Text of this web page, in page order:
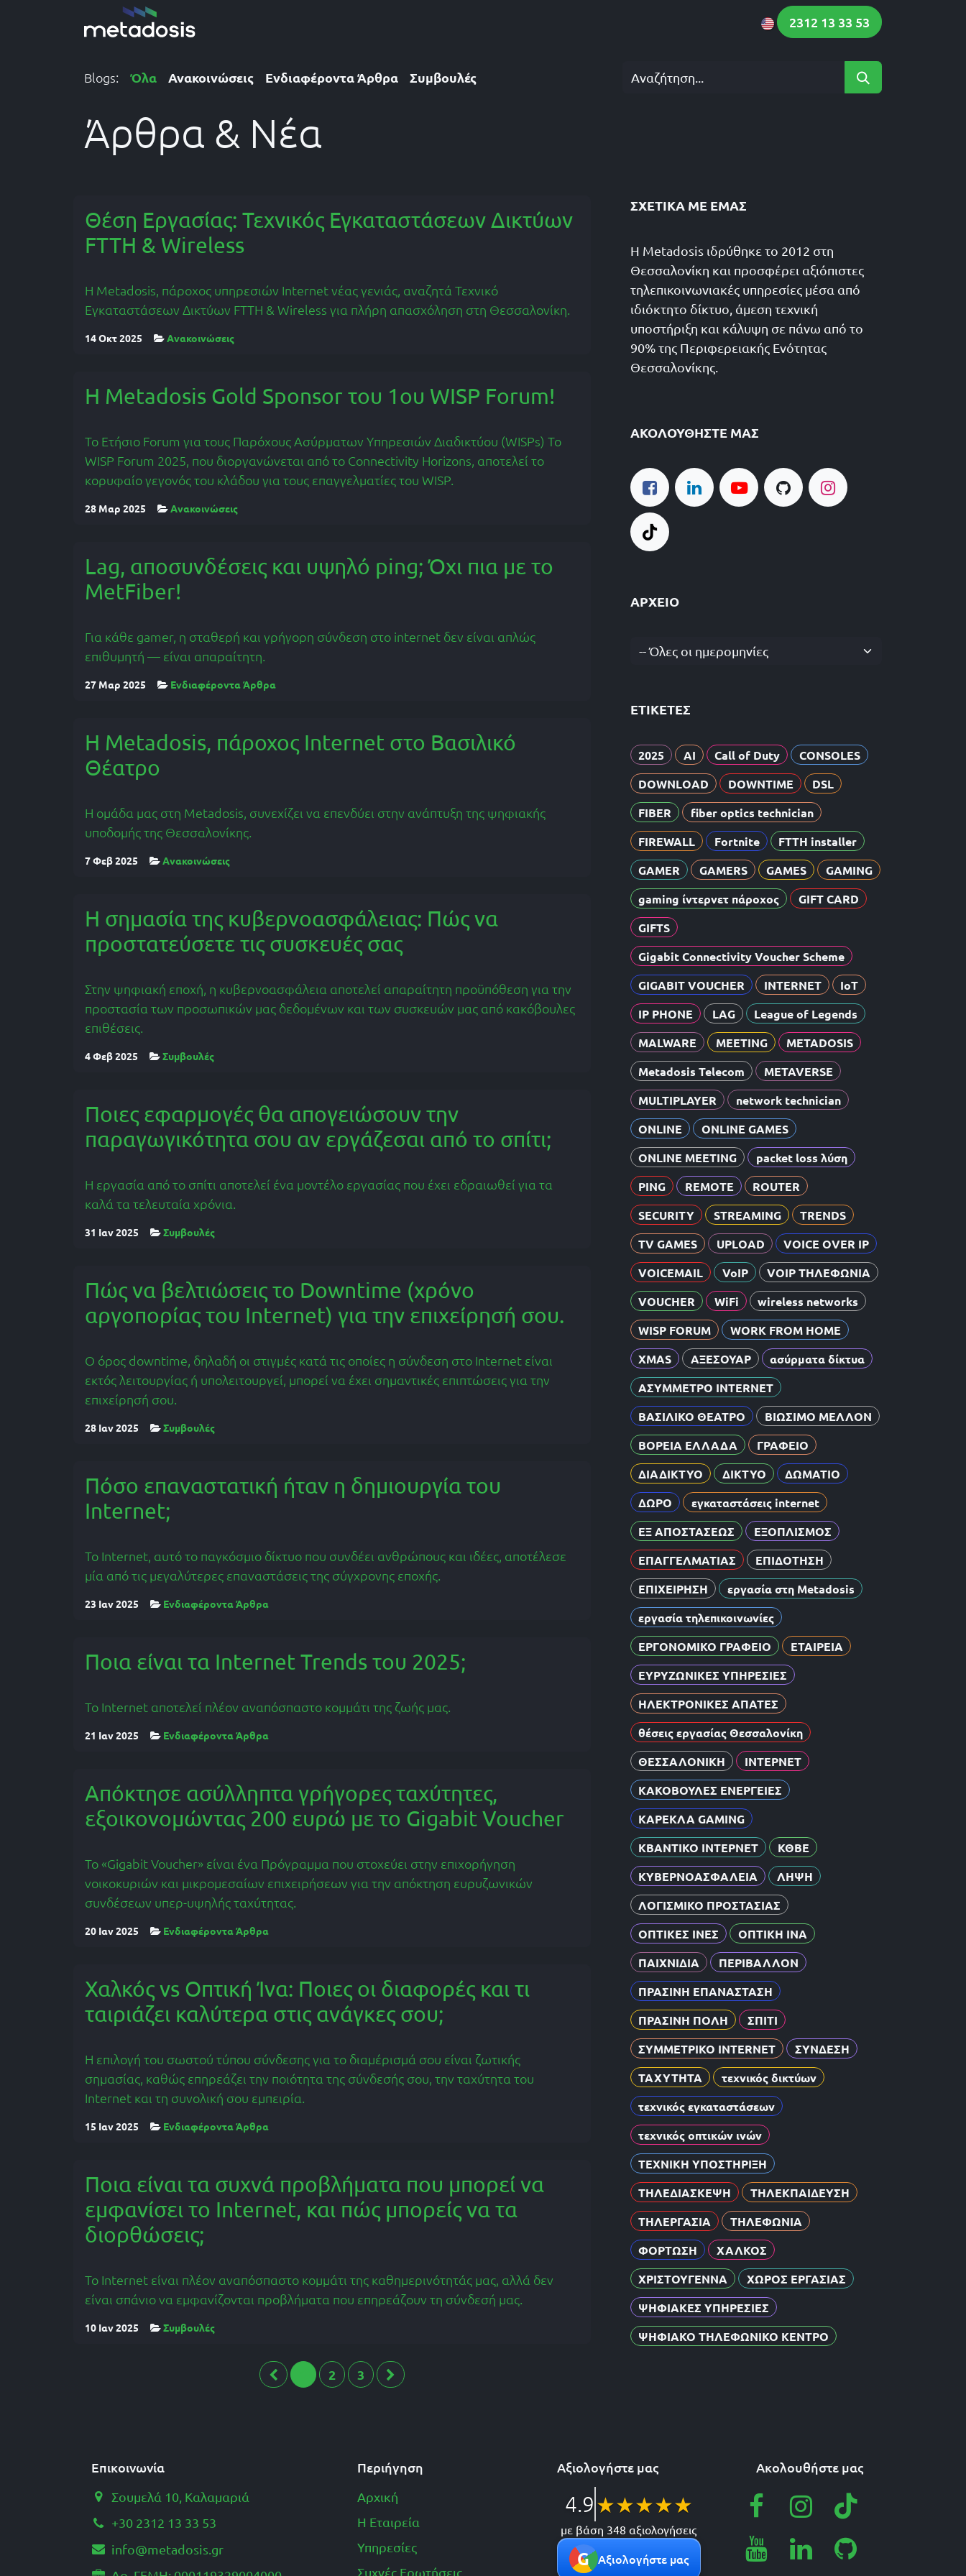
2312 13 33 53
Blogs: Όλα Ανακοινώσεις Ενδιαφέροντα Άρθρα Συμβουλές
Άρθρα & Νέα
Θέση Εργασίας: Τεχνικός Εγκαταστάσεων Δικτύων
FTTH & Wireless
Η Metadosis, πάροχος υπηρεσιών Internet νέας γενιάς, αναζητά Τεχνικό
Εγκαταστάσεων Δικτύων FTTH & Wireless για πλήρη απασχόληση στη Θεσσαλονίκη.
14 Οκτ 2025 Ανακοινώσεις
Η Metadosis Gold Sponsor του 1ου WISP Forum!
Το Ετήσιο Forum για τους Παρόχους Ασύρματων Υπηρεσιών Διαδικτύου (WISPs) Το
WISP Forum 2025, που διοργανώνεται από το Connectivity Horizons, αποτελεί το
κορυφαίο γεγονός του κλάδου για τους επαγγελματίες του WISP.
28 Μαρ 2025 Ανακοινώσεις
Lag, αποσυνδέσεις και υψηλό ping; Όχι πια με το
MetFiber!
Για κάθε gamer, η σταθερή και γρήγορη σύνδεση στο internet δεν είναι απλώς
επιθυμητή — είναι απαραίτητη.
27 Μαρ 2025 Ενδιαφέροντα Άρθρα
Η Metadosis, πάροχος Internet στο Βασιλικό
Θέατρο
Η ομάδα μας στη Metadosis, συνεχίζει να επενδύει στην ανάπτυξη της ψηφιακής
υποδομής της Θεσσαλονίκης.
7 Φεβ 2025 Ανακοινώσεις
Η σημασία της κυβερνοασφάλειας: Πώς να
προστατεύσετε τις συσκευές σας
Στην ψηφιακή εποχή, η κυβερνοασφάλεια αποτελεί απαραίτητη προϋπόθεση για την
προστασία των προσωπικών μας δεδομένων και των συσκευών μας από κακόβουλες
επιθέσεις.
4 Φεβ 2025 Συμβουλές
Ποιες εφαρμογές θα απογειώσουν την
παραγωγικότητα σου αν εργάζεσαι από το σπίτι;
Η εργασία από το σπίτι αποτελεί ένα μοντέλο εργασίας που έχει εδραιωθεί για τα
καλά τα τελευταία χρόνια.
31 Ιαν 2025 Συμβουλές
Πώς να βελτιώσεις το Downtime (χρόνο
αργοπορίας του Internet) για την επιχείρησή σου.
Ο όρος downtime, δηλαδή οι στιγμές κατά τις οποίες η σύνδεση στο Internet είναι
εκτός λειτουργίας ή υπολειτουργεί, μπορεί να έχει σημαντικές επιπτώσεις για την
επιχείρησή σου.
28 Ιαν 2025 Συμβουλές
Πόσο επαναστατική ήταν η δημιουργία του
Internet;
Το Internet, αυτό το παγκόσμιο δίκτυο που συνδέει ανθρώπους και ιδέες, αποτέλεσε
μία από τις μεγαλύτερες επαναστάσεις της σύγχρονης εποχής.
23 Ιαν 2025 Ενδιαφέροντα Άρθρα
Ποια είναι τα Internet Trends του 2025;
Το Internet αποτελεί πλέον αναπόσπαστο κομμάτι της ζωής μας.
21 Ιαν 2025 Ενδιαφέροντα Άρθρα
Απόκτησε ασύλληπτα γρήγορες ταχύτητες,
εξοικονομώντας 200 ευρώ με το Gigabit Voucher
Το «Gigabit Voucher» είναι ένα Πρόγραμμα που στοχεύει στην επιχορήγηση
νοικοκυριών και μικρομεσαίων επιχειρήσεων για την απόκτηση ευρυζωνικών
συνδέσεων υπερ-υψηλής ταχύτητας.
20 Ιαν 2025 Ενδιαφέροντα Άρθρα
Χαλκός vs Οπτική Ίνα: Ποιες οι διαφορές και τι
ταιριάζει καλύτερα στις ανάγκες σου;
Η επιλογή του σωστού τύπου σύνδεσης για το διαμέρισμά σου είναι ζωτικής
σημασίας, καθώς επηρεάζει την ποιότητα της σύνδεσής σου, την ταχύτητα του
Internet και τη συνολική σου εμπειρία.
15 Ιαν 2025 Ενδιαφέροντα Άρθρα
Ποια είναι τα συχνά προβλήματα που μπορεί να
εμφανίσει το Internet, και πώς μπορείς να τα
διορθώσεις;
Το Internet είναι πλέον αναπόσπαστο κομμάτι της καθημερινότητάς μας, αλλά δεν
είναι σπάνιο να εμφανίζονται προβλήματα που επηρεάζουν τη σύνδεσή μας.
10 Ιαν 2025 Συμβουλές
2 3
ΣΧΕΤΙΚΆ ΜΕ ΕΜΆΣ
Η Metadosis ιδρύθηκε το 2012 στη
Θεσσαλονίκη και προσφέρει αξιόπιστες
τηλεπικοινωνιακές υπηρεσίες μέσα από
ιδιόκτητο δίκτυο, άμεση τεχνική
υποστήριξη και κάλυψη σε πάνω από το
90% της Περιφερειακής Ενότητας
Θεσσαλονίκης.
ΑΚΟΛΟΥΘΉΣΤΕ ΜΑΣ
ΑΡΧΕΊΟ
-- Όλες οι ημερομηνίες
ΕΤΙΚΈΤΕΣ
2025 AI Call of Duty
CONSOLES
DOWNLOAD
DOWNTIME
DSL
FIBER
fiber optics technician
FIREWALL
Fortnite
FTTH installer
GAMER
GAMERS GAMES
GAMING
gaming ίντερνετ πάροχος
GIFT CARD
GIFTS
Gigabit Connectivity Voucher Scheme
GIGABIT VOUCHER
INTERNET
IoT
IP PHONE
LAG
League of Legends
MALWARE
MEETING
METADOSIS
Metadosis Telecom
METAVERSE
MULTIPLAYER
network technician
ONLINE
ONLINE GAMES
ONLINE MEETING
packet loss λύση
PING
REMOTE
ROUTER
SECURITY
STREAMING
TRENDS
TV GAMES
UPLOAD
VOICE OVER IP
VOICEMAIL
VoIP
VOIP ΤΗΛΕΦΩΝΙΑ
VOUCHER
WiFi
wireless networks
WISP FORUM
WORK FROM HOME
XMAS
ΑΞΕΣΟΥΑΡ
ασύρματα δίκτυα
ΑΣΥΜΜΕΤΡΟ INTERNET
ΒΑΣΙΛΙΚΟ ΘΕΑΤΡΟ
ΒΙΩΣΙΜΟ ΜΕΛΛΟΝ
ΒΟΡΕΙΑ ΕΛΛΑΔΑ
ΓΡΑΦΕΙΟ
ΔΙΑΔΙΚΤΥΟ
ΔΙΚΤΥΟ
ΔΩΜΑΤΙΟ
ΔΩΡΟ
εγκαταστάσεις internet
ΕΞ ΑΠΟΣΤΑΣΕΩΣ
ΕΞΟΠΛΙΣΜΟΣ
ΕΠΑΓΓΕΛΜΑΤΙΑΣ
ΕΠΙΔΟΤΗΣΗ
ΕΠΙΧΕΙΡΗΣΗ
εργασία στη Metadosis
εργασία τηλεπικοινωνίες
ΕΡΓΟΝΟΜΙΚΟ ΓΡΑΦΕΙΟ
ΕΤΑΙΡΕΙΑ
ΕΥΡΥΖΩΝΙΚΕΣ ΥΠΗΡΕΣΙΕΣ
ΗΛΕΚΤΡΟΝΙΚΕΣ ΑΠΑΤΕΣ
θέσεις εργασίας Θεσσαλονίκη
ΘΕΣΣΑΛΟΝΙΚΗ
ΙΝΤΕΡΝΕΤ
ΚΑΚΟΒΟΥΛΕΣ ΕΝΕΡΓΕΙΕΣ
ΚΑΡΕΚΛΑ GAMING
ΚΒΑΝΤΙΚΟ ΙΝΤΕΡΝΕΤ
ΚΘΒΕ
ΚΥΒΕΡΝΟΑΣΦΑΛΕΙΑ
ΛΗΨΗ
ΛΟΓΙΣΜΙΚΟ ΠΡΟΣΤΑΣΙΑΣ
ΟΠΤΙΚΕΣ ΙΝΕΣ
ΟΠΤΙΚΗ ΙΝΑ
ΠΑΙΧΝΙΔΙΑ
ΠΕΡΙΒΑΛΛΟΝ
ΠΡΑΣΙΝΗ ΕΠΑΝΑΣΤΑΣΗ
ΠΡΑΣΙΝΗ ΠΟΛΗ
ΣΠΙΤΙ
ΣΥΜΜΕΤΡΙΚΟ INTERNET
ΣΥΝΔΕΣΗ
ΤΑΧΥΤΗΤΑ
τεχνικός δικτύων
τεχνικός εγκαταστάσεων
τεχνικός οπτικών ινών
ΤΕΧΝΙΚΗ ΥΠΟΣΤΗΡΙΞΗ
ΤΗΛΕΔΙΑΣΚΕΨΗ
ΤΗΛΕΚΠΑΙΔΕΥΣΗ
ΤΗΛΕΡΓΑΣΙΑ
ΤΗΛΕΦΩΝΙΑ
ΦΟΡΤΩΣΗ
ΧΑΛΚΟΣ
ΧΡΙΣΤΟΥΓΕΝΝΑ
ΧΩΡΟΣ ΕΡΓΑΣΙΑΣ
ΨΗΦΙΑΚΕΣ ΥΠΗΡΕΣΙΕΣ
ΨΗΦΙΑΚΟ ΤΗΛΕΦΩΝΙΚΟ ΚΕΝΤΡΟ
Επικοινωνία
Σουμελά 10, Καλαμαριά
+30 2312 13 33 53
info@metadosis.gr
Ακολουθήστε μας
Αξιολογήστε μας
4.9★★★★★
με βάση 348 αξιολογήσεις
G Αξιολογήστε μας
Περιήγηση
Αρχική
Η Εταιρεία
Υπηρεσίες
Συχνές Ερωτήσεις